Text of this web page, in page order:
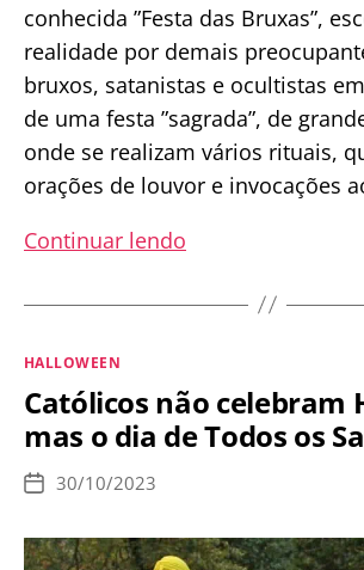
conhecida ”Festa das Bruxas”,
realidade por demais
bruxos, satanistas e ocultistas
de uma festa ”sagrada”, de
onde se realizam vários rituais,
orações de louvor e invocações
Continuar lendo
FESTA
Categorias
HALLOWEEN
Católicos não celebram
mas o dia de Todos os
Data
publicação
30/10/2023